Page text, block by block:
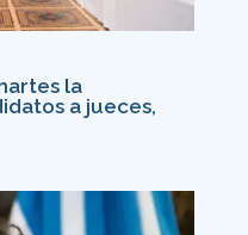
la
a jueces,